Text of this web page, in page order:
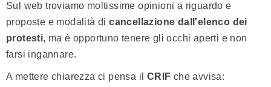
Sul web troviamo moltissime opinioni a riguardo e
proposte e modalità dicancellazione dall'elenco dei
protesti, ma è opportuno tenere gli occhi aperti e non
farsi ingannare.
A mettere chiarezza ci pensa il CRIF che avvisa: